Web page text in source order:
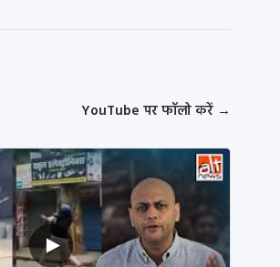
YouTube पर फॉलो करें →